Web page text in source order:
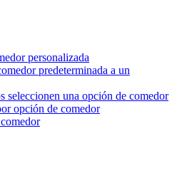
personalizada
predeterminada a un
seleccionen una opción de comedor
opción de comedor